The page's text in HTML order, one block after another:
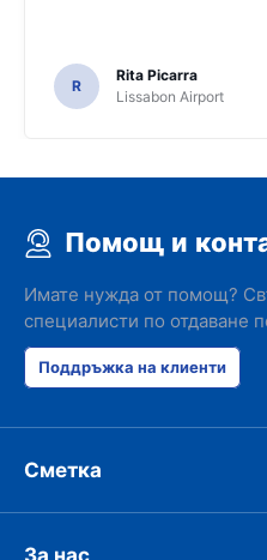
R
Rita Picarra
Lissabon Airport
Помощ и
Имате нужда от помощ?
специалисти по отдаване
Поддръжка на клиенти
Сметка
За нас